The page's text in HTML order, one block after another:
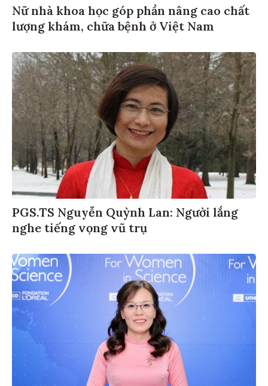
Nữ nhà khoa học góp phần nâng cao chất
lượng khám, chữa bệnh ở Việt Nam
PGS.TS Nguyễn Quỳnh Lan: Người lắng
nghe tiếng vọng vũ trụ